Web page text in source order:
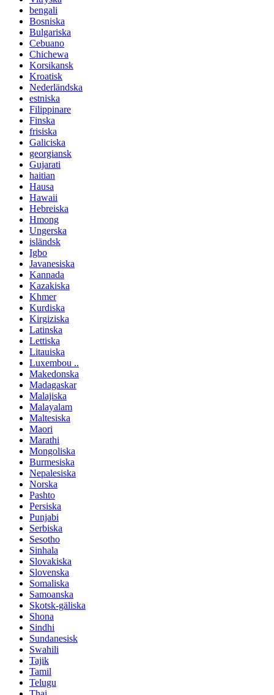
bengali
Bosniska
Bulgariska
Cebuano
Chichewa
Korsikansk
Kroatisk
Nederländska
estniska
Filippinare
Finska
frisiska
Galiciska
georgiansk
Gujarati
haitian
Hausa
Hawaii
Hebreiska
Hmong
Ungerska
isländsk
Igbo
Javanesiska
Kannada
Kazakiska
Khmer
Kurdiska
Kirgiziska
Latinska
Lettiska
Litauiska
Luxembou ..
Makedonska
Madagaskar
Malajiska
Malayalam
Maltesiska
Maori
Marathi
Mongoliska
Burmesiska
Nepalesiska
Norska
Pashto
Persiska
Punjabi
Serbiska
Sesotho
Sinhala
Slovakiska
Slovenska
Somaliska
Samoanska
Skotsk-gäliska
Shona
Sindhi
Sundanesisk
Swahili
Tajik
Tamil
Telugu